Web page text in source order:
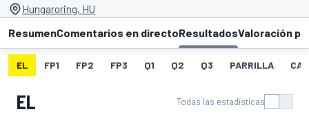
Hungaroring, HU
ResumenComentarios en directoResultadosValoración
EL FP1 FP2 FP3 Q1 Q2 Q3 PARRILLA
EL Todas las estadísticas